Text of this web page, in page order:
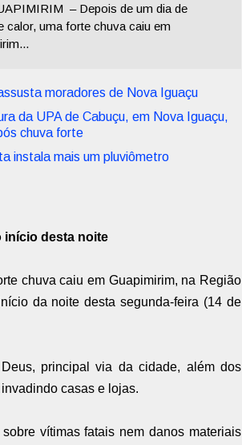
– Depois de um dia de
calor, uma forte chuva caiu em
moradores de Nova Iguaçu
da UPA de Cabuçu, em Nova Iguaçu,
chuva forte
instala mais um pluviômetro
início desta noite
chuva caiu em Guapimirim, na Região
da noite desta segunda-feira (14 de
principal via da cidade, além dos
casas e lojas.
vítimas fatais nem danos materiais